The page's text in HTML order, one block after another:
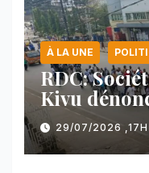
À LA UNE
RDC:
Kivu
des
l’AFC/M23
29/07/2026